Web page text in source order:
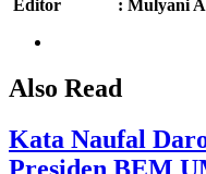
Editor : Mulyani Adi
Also Read
Kata Naufal